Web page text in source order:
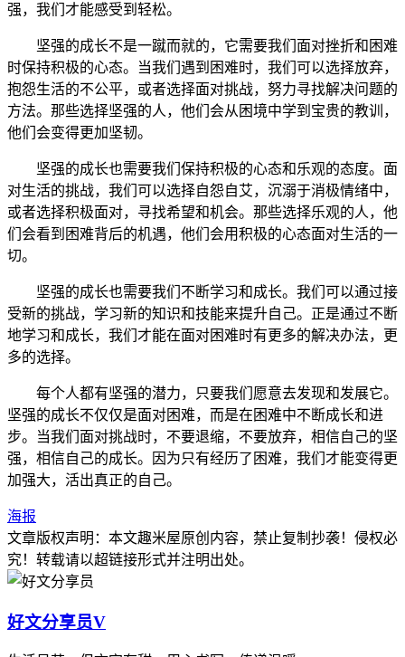
强，我们才能感受到轻松。
坚强的成长不是一蹴而就的，它需要我们面对挫折和困难
时保持积极的心态。当我们遇到困难时，我们可以选择放弃，
抱怨生活的不公平，或者选择面对挑战，努力寻找解决问题的
方法。那些选择坚强的人，他们会从困境中学到宝贵的教训，
他们会变得更加坚韧。
坚强的成长也需要我们保持积极的心态和乐观的态度。面
对生活的挑战，我们可以选择自怨自艾，沉溺于消极情绪中，
或者选择积极面对，寻找希望和机会。那些选择乐观的人，他
们会看到困难背后的机遇，他们会用积极的心态面对生活的一
切。
坚强的成长也需要我们不断学习和成长。我们可以通过接
受新的挑战，学习新的知识和技能来提升自己。正是通过不断
地学习和成长，我们才能在面对困难时有更多的解决办法，更
多的选择。
每个人都有坚强的潜力，只要我们愿意去发现和发展它。
坚强的成长不仅仅是面对困难，而是在困难中不断成长和进
步。当我们面对挑战时，不要退缩，不要放弃，相信自己的坚
强，相信自己的成长。因为只有经历了困难，我们才能变得更
加强大，活出真正的自己。
海报
文章版权声明：本文趣米屋原创内容，禁止复制抄袭！侵权必
究！转载请以超链接形式并注明出处。
好文分享员V